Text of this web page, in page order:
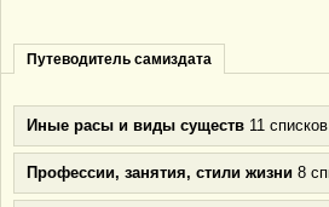
Путеводитель самиздата
Иные расы и виды существ 11 списков
Профессии, занятия, стили жизни 8